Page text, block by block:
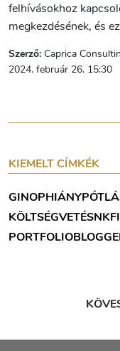
felhívásokhoz
megkezdésének, és
Szerző: Caprica
2024. február 26. 15:30
KIEMELT CÍMKÉK
GINOP
KÖLTSÉGVETÉS